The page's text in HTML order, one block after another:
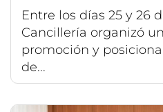
Entre los días 25 y 26
Cancillería organizó
promoción y
de...